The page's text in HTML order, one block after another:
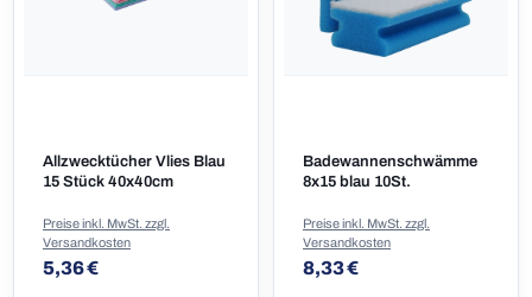
Allzwecktücher Vlies Blau
15 Stück 40x40cm
Regulärer Preis:
5,36 €
Preise inkl. MwSt. zzgl.
Versandkosten
Badewannenschwämme
8x15 blau 10St.
Regulärer Preis:
8,33 €
Preise inkl. MwSt. zzgl.
Versandkosten